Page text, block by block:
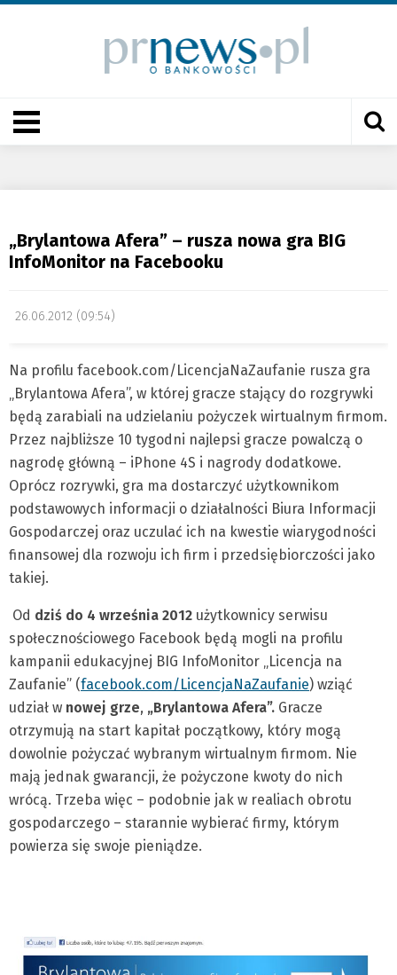
„Brylantowa Afera” – rusza nowa gra BIG
InfoMonitor na Facebooku
26.06.2012 (09:54)
Na profilu facebook.com/LicencjaNaZaufanie rusza gra
„Brylantowa Afera”, w której gracze stający do rozgrywki
będą zarabiali na udzielaniu pożyczek wirtualnym firmom.
Przez najbliższe 10 tygodni najlepsi gracze powalczą o
nagrodę główną – iPhone 4S i nagrody dodatkowe.
Oprócz rozrywki, gra ma dostarczyć użytkownikom
podstawowych informacji o działalności Biura Informacji
Gospodarczej oraz uczulać ich na kwestie wiarygodności
finansowej dla rozwoju ich firm i przedsiębiorczości jako
takiej.
Od dziś do 4 września 2012 użytkownicy serwisu
społecznościowego Facebook będą mogli na profilu
kampanii edukacyjnej BIG InfoMonitor „Licencja na
Zaufanie” (facebook.com/LicencjaNaZaufanie) wziąć
udział w nowej grze, „Brylantowa Afera”. Gracze
otrzymują na start kapitał początkowy, który mogą
dowolnie pożyczać wybranym wirtualnym firmom. Nie
mają jednak gwarancji, że pożyczone kwoty do nich
wrócą. Trzeba więc – podobnie jak w realiach obrotu
gospodarczego – starannie wybierać firmy, którym
powierza się swoje pieniądze.